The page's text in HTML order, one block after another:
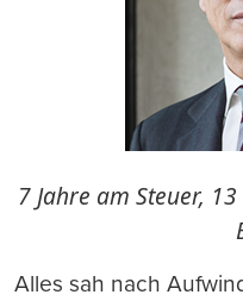
7 Jahre am Steuer,
Alles sah nach